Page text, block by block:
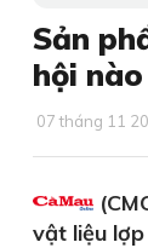
Sản
hội
07 tháng 11
vật liệu